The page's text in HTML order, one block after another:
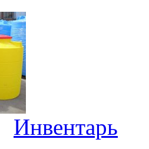
Инвентарь